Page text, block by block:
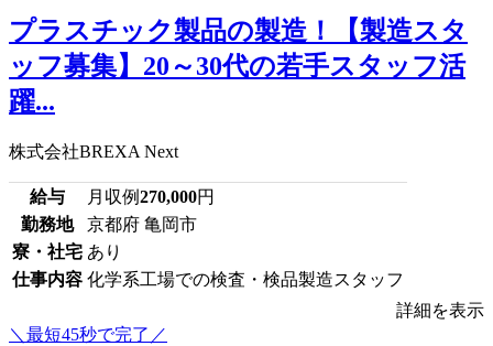
プラスチック製品の製造！【製造スタ
ッフ募集】20～30代の若手スタッフ活
躍...
株式会社BREXA Next
給与 月収例270,000円
勤務地
京都府 亀岡市
寮・社宅 あり
仕事内容 化学系工場での検査・検品製造スタッフ
詳細を表示
＼最短45秒で完了／